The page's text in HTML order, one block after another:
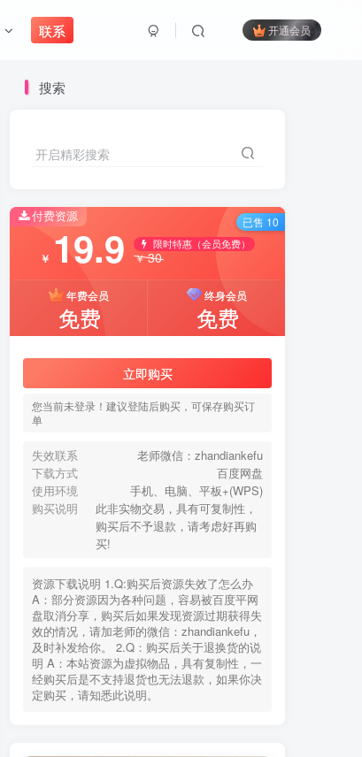
联系 开通会员
搜索
开启精彩搜索
付费资源
￥ 19.9 限时特惠（会员免费）
￥30
年费会员
免费
终身会员
免费
立即购买
您当前未登录！建议登陆后购买，可保存购买订
单
失效联系
老师微信：zhandiankefu
下载方式
百度网盘
使用环境
手机、电脑、平板+(WPS)
购买说明
此非实物交易，具有可复制性，
购买后不予退款，请考虑好再购
买!
资源下载说明 1.Q:购买后资源失效了怎么办
A：部分资源因为各种问题，容易被百度平网
盘取消分享，购买后如果发现资源过期获得失
效的情况，请加老师的微信：zhandiankefu，
及时补发给你。 2.Q：购买后关于退换货的说
明 A：本站资源为虚拟物品，具有复制性，一
经购买后是不支持退货也无法退款，如果你决
定购买，请知悉此说明。
已售 10